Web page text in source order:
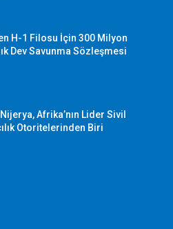
H-1 Filosu İçin 300 Milyon
Dev Savunma Sözleşmesi
Nijerya, Afrika’nın Lider Sivil
Otoritelerinden Biri